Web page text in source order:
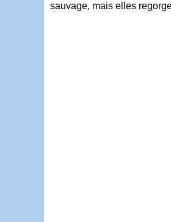
sauvage, mais elles